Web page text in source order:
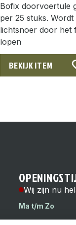
Bofix doorvoertule
per 25 stuks.
lichtsnoer door het
lopen
BEKIJK ITEM
Wij zijn nu
Ma t/m Zo